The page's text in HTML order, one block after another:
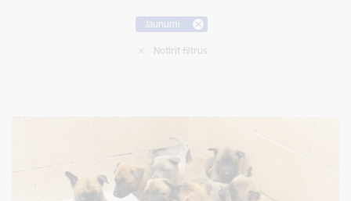
Jaunumi
Notīrīt filtrus